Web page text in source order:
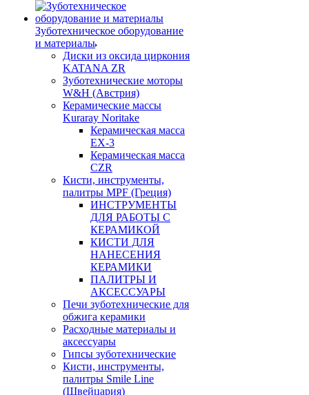
Зуботехническое оборудование
и материалы
Диски из оксида циркония
KATANA ZR
Зуботехнические моторы
W&H (Австрия)
Керамические массы
Kuraray Noritake
Керамическая масса
EX-3
Керамическая масса
CZR
Кисти, инструменты,
палитры MPF (Греция)
ИНСТРУМЕНТЫ
ДЛЯ РАБОТЫ С
КЕРАМИКОЙ
КИСТИ ДЛЯ
НАНЕСЕНИЯ
КЕРАМИКИ
ПАЛИТРЫ И
АКСЕССУАРЫ
Печи зуботехнические для
обжига керамики
Расходные материалы и
аксессуары
Гипсы зуботехнические
Кисти, инструменты,
палитры Smile Line
(Швейцария)